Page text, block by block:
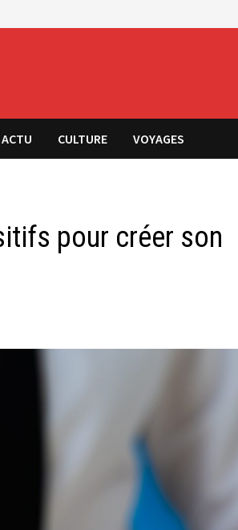
ACTU CULTURE VOYAGES
pour créer son